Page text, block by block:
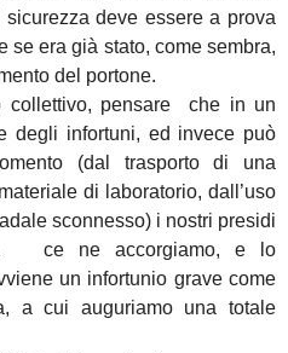
deve essere a prova
era già stato, come sembra,
del portone.
collettivo, pensare che in un
degli infortuni, ed invece può
(dal trasporto di una
di laboratorio, dall’uso
sconnesso) i nostri presidi
ce ne accorgiamo, e lo
un infortunio grave come
a cui auguriamo una totale